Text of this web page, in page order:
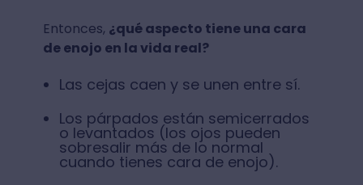
Entonces, ¿qué aspecto tiene una cara
de enojo en la vida real?
Las cejas caen y se unen entre sí.
Los párpados están semicerrados
o levantados (los ojos pueden
sobresalir más de lo normal
cuando tienes cara de enojo).